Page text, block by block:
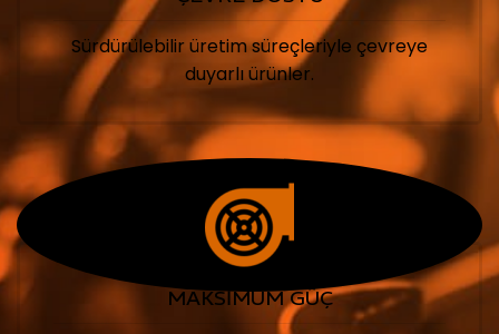
Sürdürülebilir üretim süreçleriyle çevreye
duyarlı ürünler.
MAKSİMUM GÜÇ